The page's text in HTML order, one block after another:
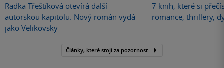
Radka Třeštíková otevírá další
autorskou kapitolu. Nový román vydá
jako Velikovsky
7 knih, které si
romance, thrillery,
Články, které stojí za pozornost